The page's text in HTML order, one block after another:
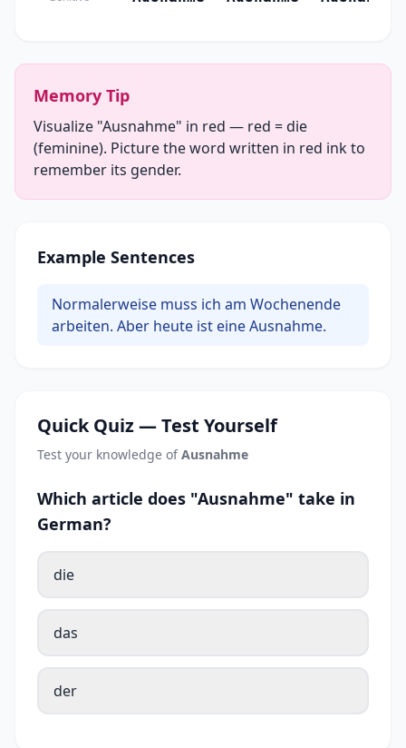
Memory Tip
Visualize "Ausnahme" in red — red = die
(feminine). Picture the word written in red ink to
remember its gender.
Example Sentences
Normalerweise muss ich am Wochenende
arbeiten. Aber heute ist eine Ausnahme.
Quick Quiz — Test Yourself
Test your knowledge ofAusnahme
Which article does "Ausnahme" take in
German?
die
das
der